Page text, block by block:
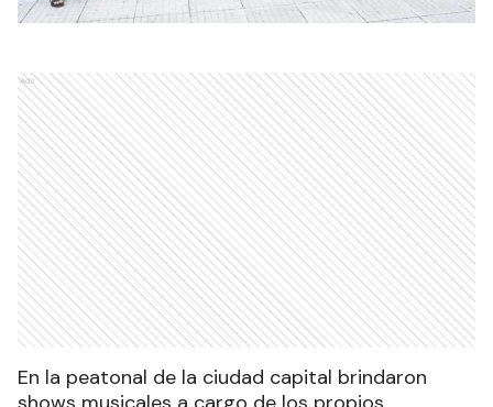
Ads
En la peatonal de la ciudad capital brindaron